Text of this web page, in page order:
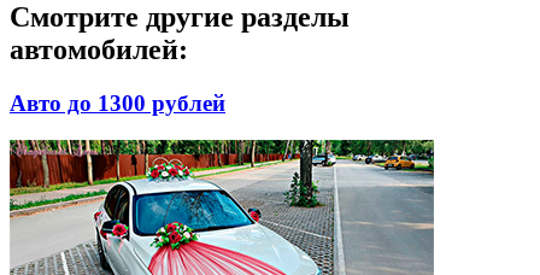
Смотрите другие разделы
автомобилей:
Авто до 1300 рублей